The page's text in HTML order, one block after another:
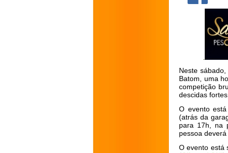
Neste
Batom, uma
competição
descidas
O evento
(atrás da
para 17h, na
pessoa deverá
O evento está